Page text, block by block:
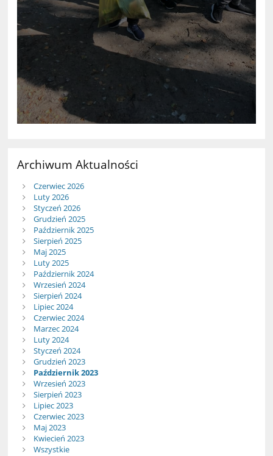
Archiwum Aktualności
Czerwiec 2026
Luty 2026
Styczeń 2026
Grudzień 2025
Październik 2025
Sierpień 2025
Maj 2025
Luty 2025
Październik 2024
Wrzesień 2024
Sierpień 2024
Lipiec 2024
Czerwiec 2024
Marzec 2024
Luty 2024
Styczeń 2024
Grudzień 2023
Październik 2023
Wrzesień 2023
Sierpień 2023
Lipiec 2023
Czerwiec 2023
Maj 2023
Kwiecień 2023
Wszystkie